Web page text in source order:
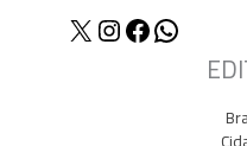
X Instagram
Facebook